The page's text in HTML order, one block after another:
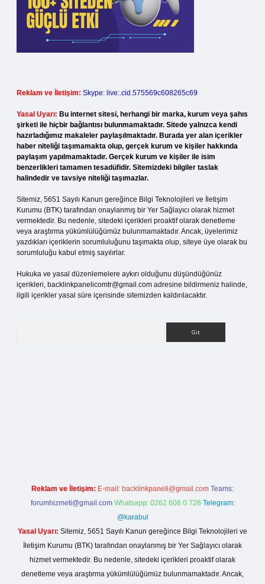
Reklam ve İletişim: Skype: live:.cid.575569c608265c69
Yasal Uyarı: Bu internet sitesi, herhangi bir marka, kurum veya şahıs
şirketi ile hiçbir bağlantısı bulunmamaktadır. Sitede yalnızca kendi
hazırladığımız makaleler paylaşılmaktadır. Burada yer alan içerikler
haber niteliği taşımamakta olup, gerçek kurum ve kişiler hakkında
paylaşım yapılmamaktadır. Gerçek kurum ve kişiler ile isim
benzerlikleri tamamen tesadüfidir. Sitemizdeki bilgiler taslak
halindedir ve tavsiye niteliği taşımazlar.
Sitemiz, 5651 Sayılı Kanun gereğince Bilgi Teknolojileri ve İletişim
Kurumu (BTK) tarafından onaylanmış bir Yer Sağlayıcı olarak hizmet
vermektedir. Bu nedenle, sitedeki içerikleri proaktif olarak denetleme
veya araştırma yükümlülüğümüz bulunmamaktadır. Ancak, üyelerimiz
yazdıkları içeriklerin sorumluluğunu taşımakta olup, siteye üye olarak bu
sorumluluğu kabul etmiş sayılırlar.
Hukuka ve yasal düzenlemelere aykırı olduğunu düşündüğünüz
içerikleri, backlinkpanelicomtr@gmail.com adresine bildirmeniz halinde,
ilgili içerikler yasal süre içerisinde sitemizden kaldırılacaktır.
Reklam ve İletişim: E-mail: backlinkpaneli@gmail.com Teams:
forumhizmeti@gmail.com Whatsapp: 0262 606 0 726 Telegram:
@karabul
Yasal Uyarı: Sitemiz, 5651 Sayılı Kanun gereğince Bilgi Teknolojileri ve
İletişim Kurumu (BTK) tarafından onaylanmış bir Yer Sağlayıcı olarak
hizmet vermektedir. Bu nedenle, sitedeki içerikleri proaktif olarak
denetleme veya araştırma yükümlülüğümüz bulunmamaktadır. Ancak,